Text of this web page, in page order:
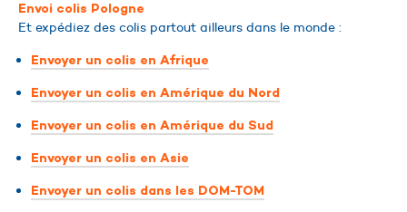
Envoi colis Pologne
Et expédiez des colis partout ailleurs dans le monde :
Envoyer un colis en Afrique
Envoyer un colis en Amérique du Nord
Envoyer un colis en Amérique du Sud
Envoyer un colis en Asie
Envoyer un colis dans les DOM-TOM